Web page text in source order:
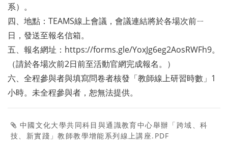
系）。
四、地點：TEAMS線上會議，會議連結將於各場次前ㄧ
日，發送至報名信箱。
五、報名網址：https://forms.gle/YoxJg6eg2AosRWFh9。
（請於各場次前2日前至活動官網完成報名。）
六、全程參與者與填寫問卷者核發「教師線上研習時數」1
小時。未全程參與者，恕無法提供。
中國文化大學共同科目與通識教育中心舉辦「跨域、科
技、新實踐」教師教學增能系列線上講座.PDF